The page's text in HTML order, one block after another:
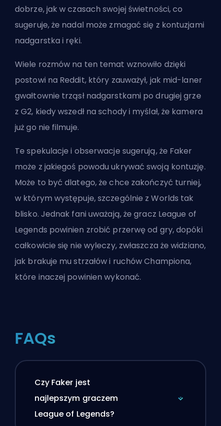
dobrze, jak w czasach swojej świetności, co
sugeruje, że nadal może zmagać się z kontuzjami
nadgarstka i ręki.
Wiele rozmów na ten temat wznowiło dzięki
postowi na Reddit, który zauważył, jak mid-laner
gwałtownie trząsł nadgarstkami po drugiej grze
z G2, kiedy wszedł na schody i myślał, że kamera
już go nie filmuje.
Te spekulacje i obserwacje sugerują, że Faker
może z jakiegoś powodu ukrywać swoją kontuzję.
Może to być dlatego, że chce zakończyć turniej,
w którym występuje, szczególnie z Worlds tak
blisko. Jednak fani uważają, że gracz League of
Legends powinien zrobić przerwę od gry, dopóki
całkowicie się nie wyleczy, zwłaszcza że widziano,
jak brakuje mu strzałów i ruchówChampiona,
które inaczej powinien wykonać.
FAQs
Czy Faker jest
najlepszym graczem
League of Legends?